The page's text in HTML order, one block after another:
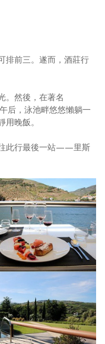
排前三。遂而，酒莊行
。然後，在著名
后，泳池畔悠悠懶躺一
晚飯。
此行最後一站——里斯